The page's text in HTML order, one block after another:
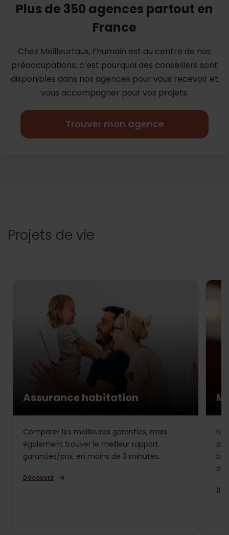
Plus de 350 agences partout en
France
Chez Meilleurtaux, l’humain est au centre de nos
préoccupations, c’est pourquoi des conseillers sont
disponibles dans nos agences pour vous recevoir et
vous accompagner pour vos projets.
Trouver mon agence
Projets de vie
Assurance habitation
Comparer les meilleures garanties, mais
également trouver le meilleur rapport
garanties/prix, en moins de 3 minutes.
Découvrir
de
de